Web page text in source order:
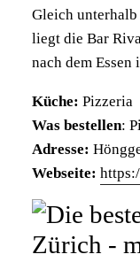
Gleich unterhalb
liegt die Bar
nach dem Essen
Küche: Pizzeria
Was bestellen:
Adresse:
Webseite: